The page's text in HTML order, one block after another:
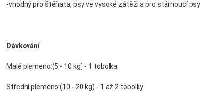
-vhodný pro štěňata, psy ve vysoké zátěži a pro stárnoucí psy
Dávkování
Malé plemeno:(5 - 10 kg) - 1 tobolka
Střední plemeno:(10 - 20 kg) - 1 až 2 tobolky